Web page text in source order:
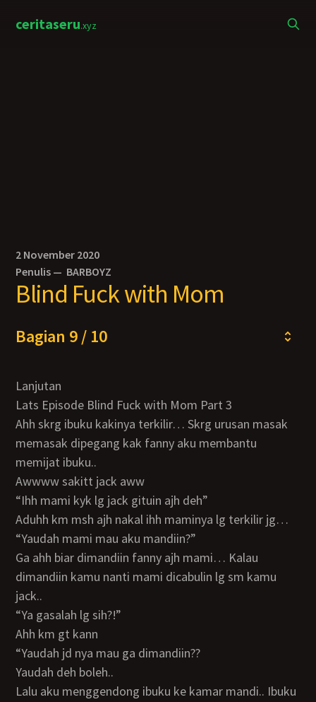
ceritaseru.xyz
2 November 2020
Penulis — BARBOYZ
Blind Fuck with Mom
Bagian 9 / 10
Lanjutan
Lats Episode Blind Fuck with Mom Part 3
Ahh skrg ibuku kakinya terkilir… Skrg urusan masak
memasak dipegang kak fanny aku membantu
memijat ibuku..
Awwww sakitt jack aww
“Ihh mami kyk lg jack gituin ajh deh”
Aduhh km msh ajh nakal ihh maminya lg terkilir jg…
“Yaudah mami mau aku mandiin?”
Ga ahh biar dimandiin fanny ajh mami… Kalau
dimandiin kamu nanti mami dicabulin lg sm kamu
jack..
“Ya gasalah lg sih?!”
Ahh km gt kann
“yaudah jd nya mau ga dimandiin??
Yaudah deh boleh..
Lalu aku menggendong ibuku ke kamar mandi.. Ibuku